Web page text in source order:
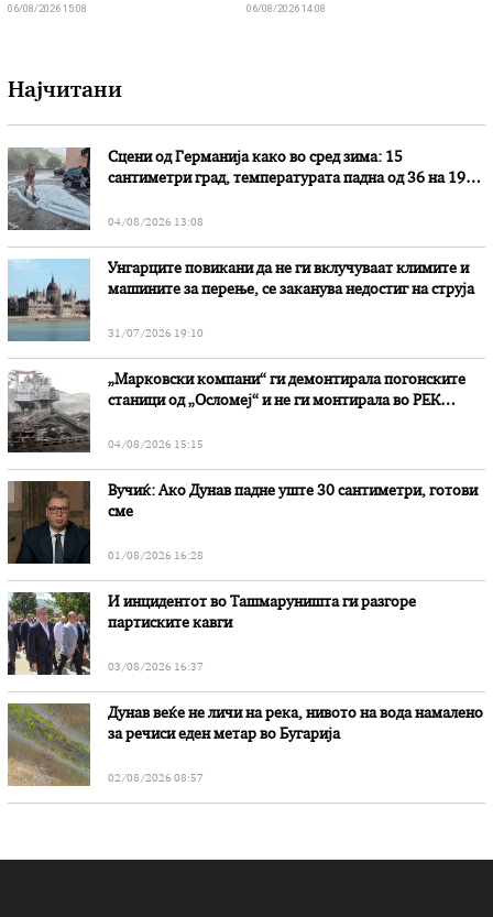
06/08/2026 15:08 06/08/2026 14:08
Најчитани
Сцени од Германија како во сред зима: 15
сантиметри град, температурата падна од 36 на 19
04/08/2026 13:08
Унгарците повикани да не ги вклучуваат климите и
машините за перење, се заканува недостиг на струја
31/07/2026 19:10
„Марковски компани“ ги демонтирала погонските
станици од „Осломеј“ и не ги монтирала во РЕК
04/08/2026 15:15
Вучиќ: Ако Дунав падне уште 30 сантиметри, готови
сме
01/08/2026 16:28
И инцидентот во Ташмаруништa ги разгоре
партиските кавги
03/08/2026 16:37
Дунав веќе не личи на река, нивото на вода намалено
за речиси еден метар во Бугарија
02/08/2026 08:57